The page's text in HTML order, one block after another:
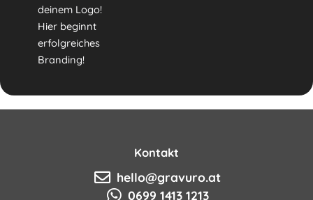
deinem Logo!
Hier beginnt
erfolgreiches
Branding!
Kontakt
hello@gravuro.at
0699 1413 1213